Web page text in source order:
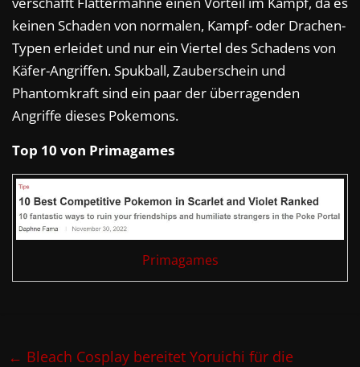
keinen Schaden von normalen, Kampf- oder Drachen-
Typen erleidet und nur ein Viertel des Schadens von
Käfer-Angriffen. Spukball, Zauberschein und
Phantomkraft sind ein paar der überragenden
Angriffe dieses Pokemons.
Top 10 von Primagames
Primagames
← Bleach Cosplay bereitet Yoruichi für die